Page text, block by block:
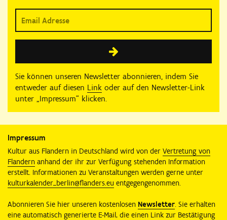
Sie können unseren Newsletter abonnieren, indem Sie
entweder auf diesen Link oder auf den Newsletter-Link
unter „Impressum“ klicken.
Impressum
Kultur aus Flandern in Deutschland wird von der Vertretung von
Flandern anhand der ihr zur Verfügung stehenden Information
erstellt. Informationen zu Veranstaltungen werden gerne unter
kulturkalender_berlin@flanders.eu entgegengenommen.
Abonnieren Sie hier unseren kostenlosen Newsletter. Sie erhalten
eine automatisch generierte E-Mail, die einen Link zur Bestätigung